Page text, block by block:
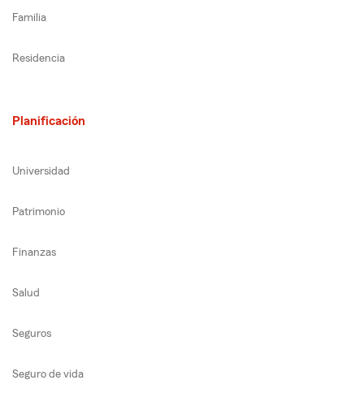
Familia
Residencia
Planificación
Universidad
Patrimonio
Finanzas
Salud
Seguros
Seguro de vida